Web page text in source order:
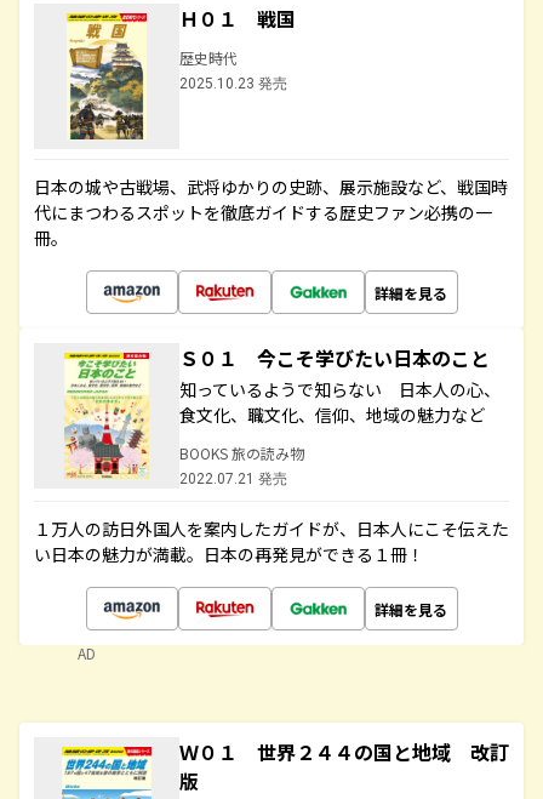
Ｈ０１ 戦国
歴史時代
2025.10.23 発売
日本の城や古戦場、武将ゆかりの史跡、展示施設など、戦国時
代にまつわるスポットを徹底ガイドする歴史ファン必携の一
冊。
詳細を見る
Ｓ０１ 今こそ学びたい日本のこと
知っているようで知らない 日本人の心、
食文化、職文化、信仰、地域の魅力など
BOOKS 旅の読み物
2022.07.21 発売
１万人の訪日外国人を案内したガイドが、日本人にこそ伝えた
い日本の魅力が満載。日本の再発見ができる１冊！
詳細を見る
AD
Ｗ０１ 世界２４４の国と地域 改訂
版